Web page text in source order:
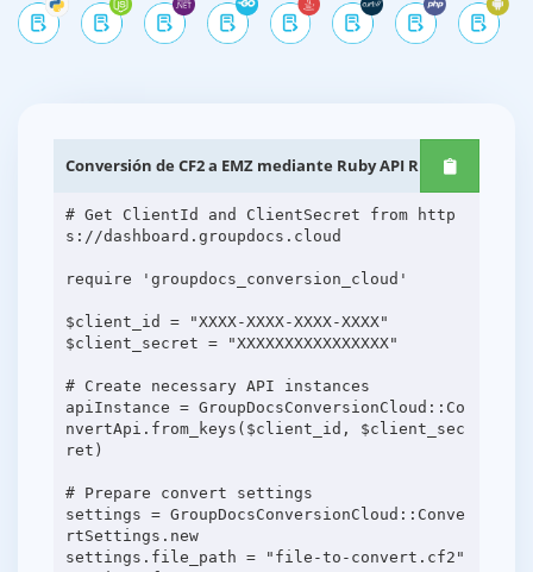
Conversión de CF2 a EMZ mediante Ruby API REST
# Get ClientId and ClientSecret from http
s://dashboard.groupdocs.cloud
require 'groupdocs_conversion_cloud'
$client_id = "XXXX-XXXX-XXXX-XXXX"
$client_secret = "XXXXXXXXXXXXXXXX"
# Create necessary API instances
apiInstance = GroupDocsConversionCloud::Co
nvertApi.from_keys($client_id, $client_sec
ret)
# Prepare convert settings
settings = GroupDocsConversionCloud::Conve
rtSettings.new
settings.file_path = "file-to-convert.cf2"